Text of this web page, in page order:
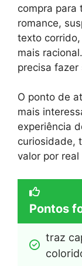
compra para
romance,
texto
mais
precisa fazer
O ponto de
mais
experiência
curiosidade,
valor por real
Pontos
traz